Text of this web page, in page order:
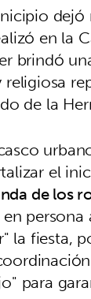
en la
brindó
de la
el
de los
la fiesta,
para